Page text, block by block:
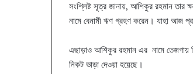
সংশ্লিষ্ট সূত্র জানায়, আশিকুর রহমান তার
নামে বেনামী ঋণ গ্রহণ করেন। যাহা আজ
এছাড়াও আশিকুর রহমান এর নামে তেজগায়
নিকট ভাড়া দেওয়া হয়েছে।